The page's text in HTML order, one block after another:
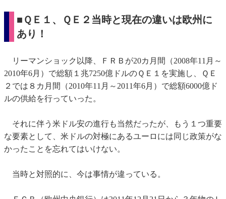
■ＱＥ１、ＱＥ２当時と現在の違いは欧州に
あり！
リーマンショック以降、ＦＲＢが20カ月間（2008年11月～
2010年6月）で総額１兆7250億ドルのＱＥ１を実施し、ＱＥ
２では８カ月間（2010年11月～2011年6月）で総額6000億ド
ルの供給を行っていった。
それに伴う米ドル安の進行も当然だったが、もう１つ重要
な要素として、米ドルの対極にあるユーロには同じ政策がな
かったことを忘れてはいけない。
当時と対照的に、今は事情が違っている。